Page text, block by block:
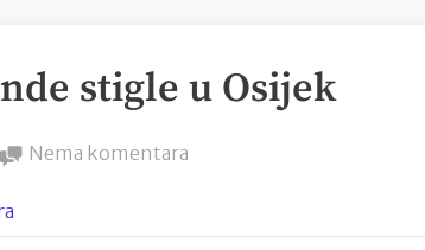
stigle u Osijek
Nema komentara